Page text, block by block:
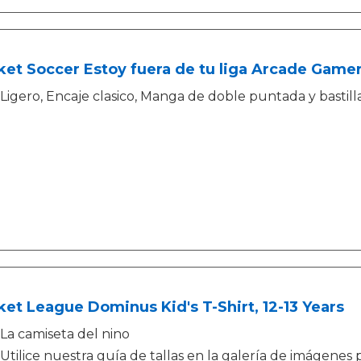
Soccer Estoy fuera de tu liga Arcade
Ligero, Encaje clasico, Manga de doble puntada y
League Dominus Kid's T-Shirt, 12-13 Years
La camiseta del nino
Utilice nuestra guía de tallas en la galería de imágenes